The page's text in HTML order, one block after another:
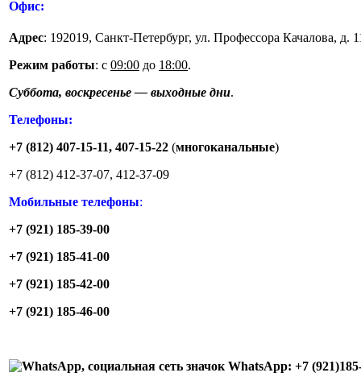
Офис:
Адрес: 192019, Санкт-Петербург, ул. Профессора Качалова, д.
Режим работы: с 09:00 до 18:00.
Суббота, воскресенье — выходные дни.
Телефоны:
+7 (812) 407-15-11, 407-15-22 (многоканальные)
+7 (812) 412-37-07, 412-37-09
Мобильные телефоны:
+7 (921) 185-39-00
+7 (921) 185-41-00
+7 (921) 185-42-00
+7 (921) 185-46-00
WhatsApp: +7 (921